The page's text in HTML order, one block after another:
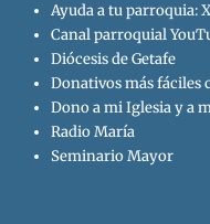
Ayuda a tu parroquia:
Canal parroquial
Diócesis de Getafe
Donativos más fáciles
Dono a mi Iglesia y a
Radio María
Seminario Mayor